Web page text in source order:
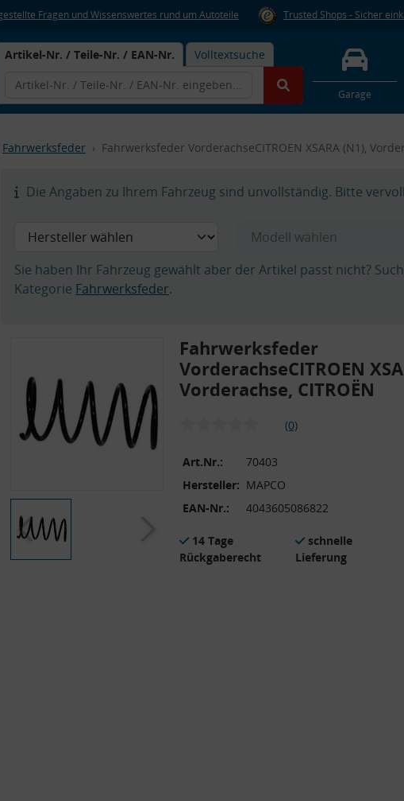
Fragen und Wissenswertes rund um Autoteile Trusted Shops - Sicher
Artikel-Nr. / Teile-Nr. / EAN-Nr. Volltextsuche
Garage
Fahrwerksfeder Fahrwerksfeder VorderachseCITROEN XSARA (N1),
Die Angaben zu Ihrem Fahrzeug sind unvollständig. Bitte
Sie haben Ihr Fahrzeug gewählt aber der Artikel passt nicht?
Kategorie Fahrwerksfeder.
Fahrwerksfeder
VorderachseCITROEN
Vorderachse, CITROËN
(0)
Art.Nr.:
70403
Hersteller: MAPCO
EAN-Nr.:
4043605086822
14 Tage
Rückgaberecht
schnelle
Lieferung